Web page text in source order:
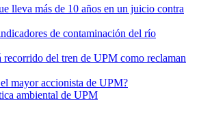
lleva más de 10 años en un juicio contra
de contaminación del río
del tren de UPM como reclaman
mayor accionista de UPM?
ambiental de UPM